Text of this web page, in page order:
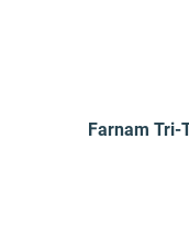
Farnam Tri-